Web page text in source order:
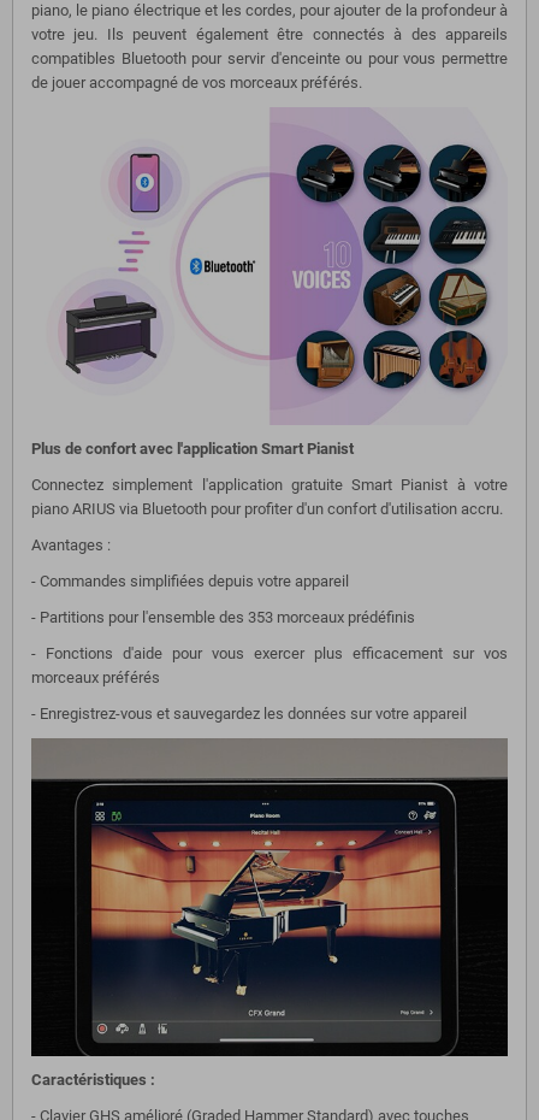
piano, le piano électrique et les cordes, pour ajouter de la profondeur à
votre jeu. Ils peuvent également être connectés à des appareils
compatibles Bluetooth pour servir d'enceinte ou pour vous permettre
de jouer accompagné de vos morceaux préférés.
Plus de confort avec l'application Smart Pianist
Connectez simplement l'application gratuite Smart Pianist à votre
piano ARIUS via Bluetooth pour profiter d'un confort d'utilisation accru.
Avantages :
- Commandes simplifiées depuis votre appareil
- Partitions pour l'ensemble des 353 morceaux prédéfinis
- Fonctions d'aide pour vous exercer plus efficacement sur vos
morceaux préférés
- Enregistrez-vous et sauvegardez les données sur votre appareil
Caractéristiques :
- Clavier GHS amélioré (Graded Hammer Standard) avec touches